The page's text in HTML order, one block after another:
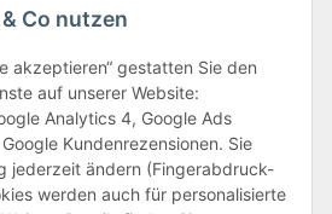
Co nutzen
akzeptieren“ gestatten Sie den
auf unserer Website:
Analytics 4, Google Ads
Kundenrezensionen. Sie
jederzeit ändern (Fingerabdruck-
werden auch für personalisierte